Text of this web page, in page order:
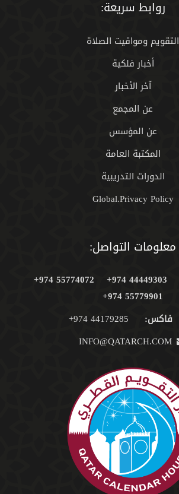
روابط سريعة:
التقويم ومواقيت الصلاة
أخبار فلكية
آخر الأخبار
عن المجمع
عن المؤسس
المكتبة العامة
الدورات التدريبية
Global.Privacy Policy
معلومات التواصل:
44449303 974+
55774072 974+
55779901 974+
فاكس: